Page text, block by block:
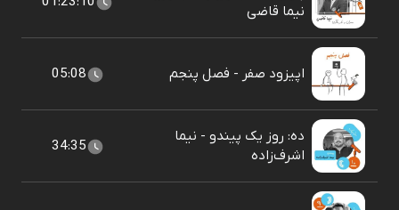
نیما قاضی
اپیزود صفر - فصل پنجم 05:08
ده: روز یک پیندو - نیما
اشرف‌زاده
34:35